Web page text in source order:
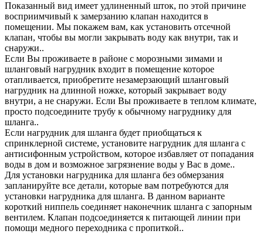
Показанный вид имеет удлиненный шток, по этой причине
восприимчивый к замерзанию клапан находится в
помещении. Мы покажем вам, как установить отсечной
клапан, чтобы вы могли закрывать воду как внутри, так и
снаружи..
Если Вы проживаете в районе с морозными зимами и
шланговый нагрудник входит в помещение которое
отапливается, приобретите незамерзающий шланговый
нагрудник на длинной ножке, который закрывает воду
внутри, а не снаружи. Если Вы проживаете в теплом климате,
просто подсоедините трубу к обычному нагруднику для
шланга..
Если нагрудник для шланга будет приобщаться к
спринклерной системе, установите нагрудник для шланга с
антисифонным устройством, которое избавляет от попадания
воды в дом и возможное загрязнение воды у Вас в доме..
Для установки нагрудника для шланга без обмерзания
запланируйте все детали, которые вам потребуются для
установки нагрудника для шланга. В данном варианте
короткий ниппель соединяет наконечник шланга с запорным
вентилем. Клапан подсоединяется к питающей линии при
помощи медного переходника с пропиткой..